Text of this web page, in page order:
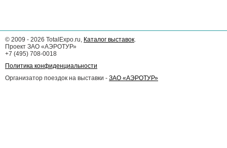
© 2009 - 2026 TotalExpo.ru, Каталог выставок.
Проект ЗАО «АЭРОТУР»
+7 (495) 708-0018
Политика конфиденциальности
Организатор поездок на выставки - ЗАО «АЭРОТУР»